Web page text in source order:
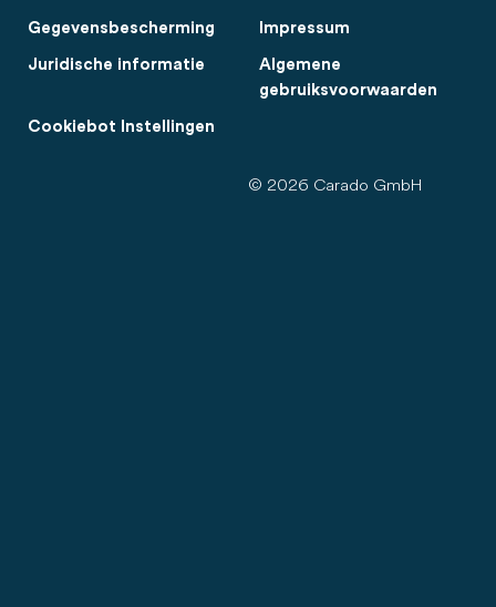
Gegevensbescherming Impressum
Juridische informatie
Algemene
gebruiksvoorwaarden
Cookiebot Instellingen
© 2026 Carado GmbH